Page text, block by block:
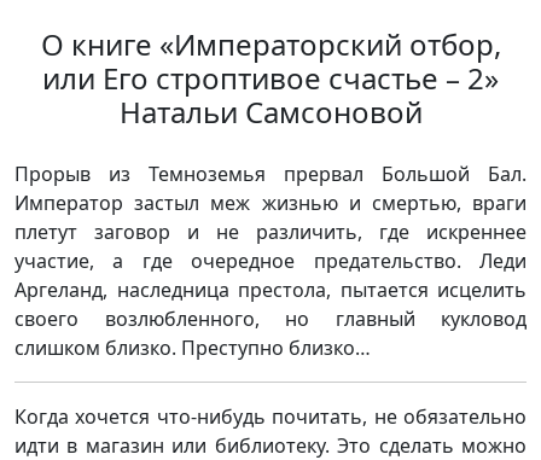
О книге «Императорский отбор,
или Его строптивое счастье – 2»
Натальи Самсоновой
Прорыв из Темноземья прервал Большой Бал.
Император застыл меж жизнью и смертью, враги
плетут заговор и не различить, где искреннее
участие, а где очередное предательство. Леди
Аргеланд, наследница престола, пытается исцелить
своего возлюбленного, но главный кукловод
слишком близко. Преступно близко…
Когда хочется что-нибудь почитать, не обязательно
идти в магазин или библиотеку. Это сделать можно